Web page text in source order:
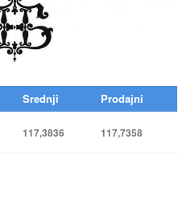
Srednji Prodajni
117,3836 117,7358